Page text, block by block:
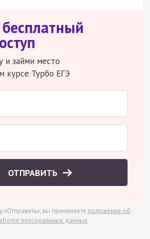
и займи место
курсе Турбо ЕГЭ
ОТПРАВИТЬ
«Отправить», вы принимаете положение об
персональных данных.